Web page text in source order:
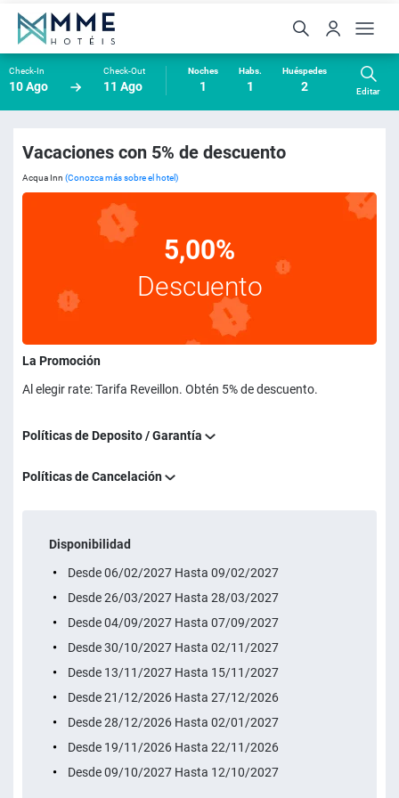
Check-In
10 Ago
Check-Out
11 Ago
Noches
1
Habs.
1
Huéspedes
2 Editar
Vacaciones con 5% de descuento
Acqua Inn (Conozca más sobre el hotel)
5,00%
Descuento
La Promoción
Al elegir rate: Tarifa Reveillon. Obtén 5% de descuento.
Políticas de Deposito / Garantía
Políticas de Cancelación
Disponibilidad
Desde 06/02/2027 Hasta 09/02/2027
Desde 26/03/2027 Hasta 28/03/2027
Desde 04/09/2027 Hasta 07/09/2027
Desde 30/10/2027 Hasta 02/11/2027
Desde 13/11/2027 Hasta 15/11/2027
Desde 21/12/2026 Hasta 27/12/2026
Desde 28/12/2026 Hasta 02/01/2027
Desde 19/11/2026 Hasta 22/11/2026
Desde 09/10/2027 Hasta 12/10/2027